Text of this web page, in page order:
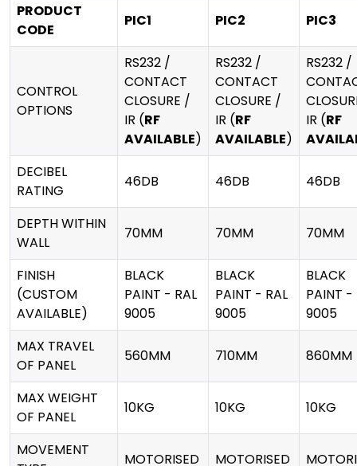
PRODUCT
CODE
PIC1 PIC2 PIC3
CONTROL
OPTIONS
RS232 /
CONTACT
CLOSURE /
IR (RF
AVAILABLE)
RS232 /
CONTACT
CLOSURE /
IR (RF
AVAILABLE)
RS232 /
IR (RF
DECIBEL
RATING
46DB 46DB 46DB
DEPTH WITHIN
WALL
70MM 70MM 70MM
FINISH
(CUSTOM
AVAILABLE)
BLACK
PAINT - RAL
9005
BLACK
PAINT - RAL
9005
BLACK
PAINT -
9005
MAX TRAVEL
OF PANEL
560MM 710MM 860MM
MAX WEIGHT
OF PANEL
10KG 10KG 10KG
MOVEMENT
MOTORISED MOTORISED